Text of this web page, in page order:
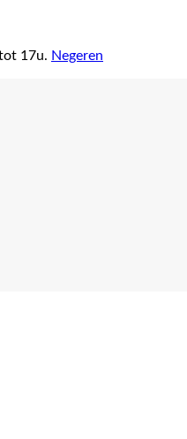
17u. Negeren